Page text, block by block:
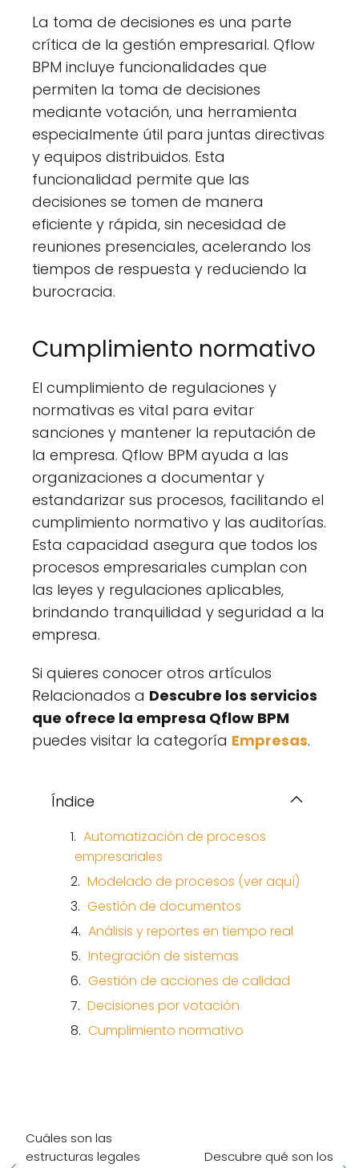
La toma de decisiones es una parte
crítica de la gestión empresarial. Qflow
BPM incluye funcionalidades que
permiten la toma de decisiones
mediante votación, una herramienta
especialmente útil para juntas directivas
y equipos distribuidos. Esta
funcionalidad permite que las
decisiones se tomen de manera
eficiente y rápida, sin necesidad de
reuniones presenciales, acelerando los
tiempos de respuesta y reduciendo la
burocracia​.
Cumplimiento normativo
El cumplimiento de regulaciones y
normativas es vital para evitar
sanciones y mantener la reputación de
la empresa. Qflow BPM ayuda a las
organizaciones a documentar y
estandarizar sus procesos, facilitando el
cumplimiento normativo y las auditorías.
Esta capacidad asegura que todos los
procesos empresariales cumplan con
las leyes y regulaciones aplicables,
brindando tranquilidad y seguridad a la
empresa​.
Si quieres conocer otros artículos
Relacionados a Descubre los servicios
que ofrece la empresa Qflow BPM
puedes visitar la categoría Empresas.
Índice
Automatización de procesos
empresariales
Modelado de procesos (ver aquí)
Gestión de documentos
Análisis y reportes en tiempo real
Integración de sistemas
Gestión de acciones de calidad
Decisiones por votación
Cumplimiento normativo
Cuáles son las
estructuras legales
Descubre qué son los